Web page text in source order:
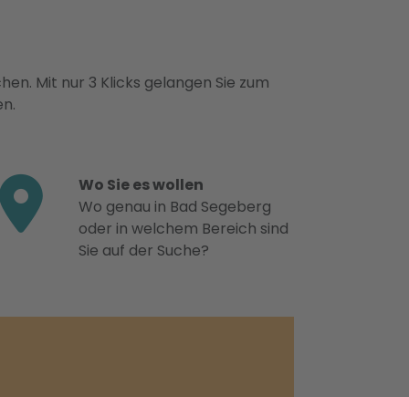
Mit nur 3 Klicks gelangen Sie zum
Wo Sie es wollen
Wo genau in Bad Segeberg
oder in welchem Bereich sind
Sie auf der Suche?